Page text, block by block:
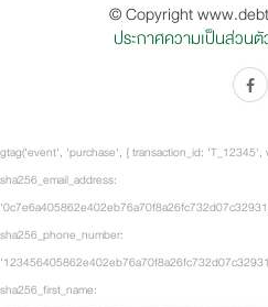
© Copyright
ประกาศความเป็นส่วน
gtag('event', 'purchase', { transaction_id:
sha256_email_address:
sha256_phone_number:
sha256_first_name: